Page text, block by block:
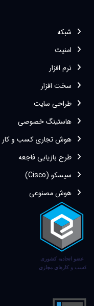
شبکه
امنیت
نرم افزار
سخت افزار
طراحی سایت
هاستینگ خصوصی
هوش تجاری کسب و کار
طرح بازیابی فاجعه
سیسکو (Cisco)
هوش مصنوعی